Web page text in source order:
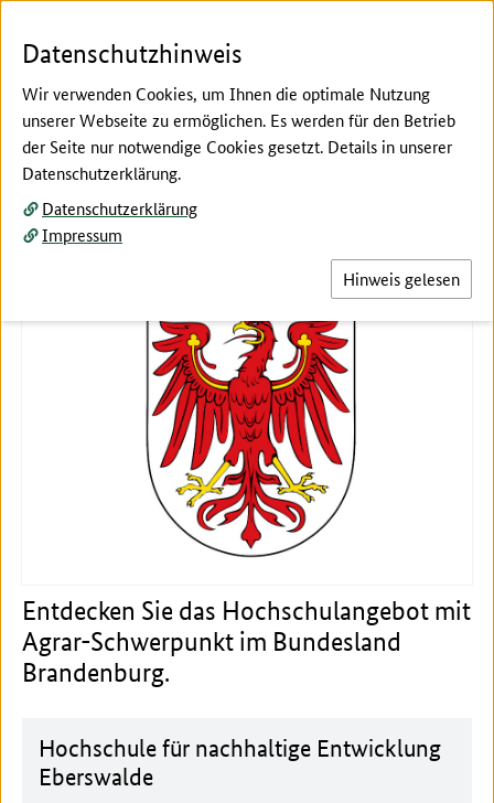
Hier beginnt der Hauptinhalt dieser Seite
Brandenburg
Entdecken Sie das Hochschulangebot mit
Agrar-Schwerpunkt im Bundesland
Brandenburg.
Hochschule für nachhaltige Entwicklung
Eberswalde
Datenschutzhinweis
Wir verwenden Cookies, um Ihnen die optimale Nutzung
unserer Webseite zu ermöglichen. Es werden für den Betrieb
der Seite nur notwendige Cookies gesetzt. Details in unserer
Datenschutzerklärung.
Datenschutzerklärung
Impressum
Hinweis gelesen